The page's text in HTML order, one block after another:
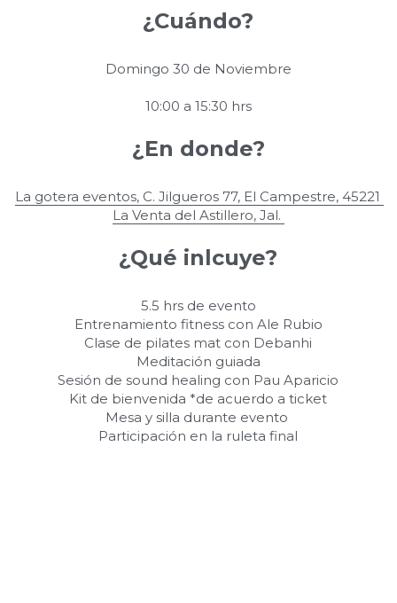
¿Cuándo?
Domingo 30 de Noviembre
10:00 a 15:30 hrs
¿En donde?
La gotera eventos, C. Jilgueros 77, El Campestre, 45221
La Venta del Astillero, Jal.
¿Qué inlcuye?
5.5 hrs de evento
Entrenamiento fitness con Ale Rubio
Clase de pilates mat con Debanhi
Meditación guiada
Sesión de sound healing con Pau Aparicio
Kit de bienvenida *de acuerdo a ticket
Mesa y silla durante evento
Participación en la ruleta final